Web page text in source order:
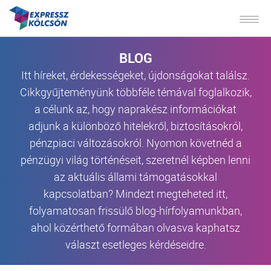
BLOG
Itt híreket, érdekességeket, újdonságokat találsz.
Cikkgyűjteményünk többféle témával foglalkozik,
a célunk az, hogy naprakész információkat
adjunk a különböző hitelekről, biztosításokról,
pénzpiaci változásokról. Nyomon követnéd a
pénzügyi világ történéseit, szeretnél képben lenni
az aktuális állami támogatásokkal
kapcsolatban? Mindezt megteheted itt,
folyamatosan frissülő blog-hírfolyamunkban,
ahol közérthető formában olvasva kaphatsz
választ esetleges kérdéseidre.